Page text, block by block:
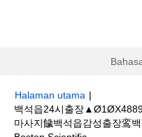
Halaman utama |
백석읍24시출장
마사지饖백석읍감성출장鸾